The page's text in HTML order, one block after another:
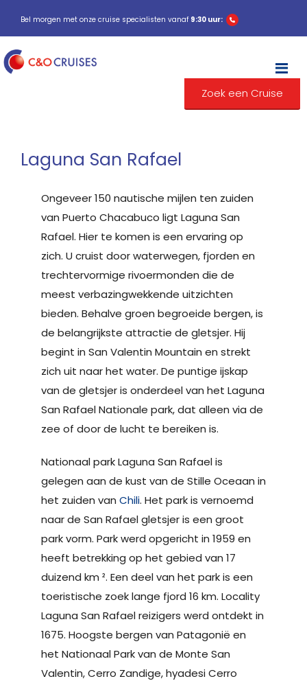
Bel morgen met onze cruise specialisten vanaf 9:30 uur:
Zoek een Cruise
Laguna San Rafael
Ongeveer 150 nautische mijlen ten zuiden
van Puerto Chacabuco ligt Laguna San
Rafael. Hier te komen is een ervaring op
zich. U cruist door waterwegen, fjorden en
trechtervormige rivoermonden die de
meest verbazingwekkende uitzichten
bieden. Behalve groen begroeide bergen, is
de belangrijkste attractie de gletsjer. Hij
begint in San Valentin Mountain en strekt
zich uit naar het water. De puntige ijskap
van de gletsjer is onderdeel van het Laguna
San Rafael Nationale park, dat alleen via de
zee of door de lucht te bereiken is.
Nationaal park Laguna San Rafael is
gelegen aan de kust van de Stille Oceaan in
het zuiden van Chili. Het park is vernoemd
naar de San Rafael gletsjer is een groot
park vorm. Park werd opgericht in 1959 en
heeft betrekking op het gebied van 17
duizend km ². Een deel van het park is een
toeristische zoek lange fjord 16 km. Locality
Laguna San Rafael reizigers werd ontdekt in
1675. Hoogste bergen van Patagonië en
het Nationaal Park van de Monte San
Valentin, Cerro Zandige, hyadesi Cerro